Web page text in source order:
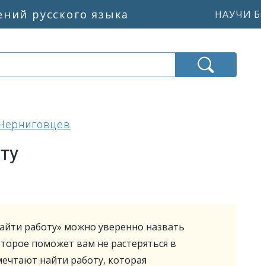
русского языка НАУЧИ
работу» можно уверенно назвать
поможет вам не растеряться в
найти работу, которая